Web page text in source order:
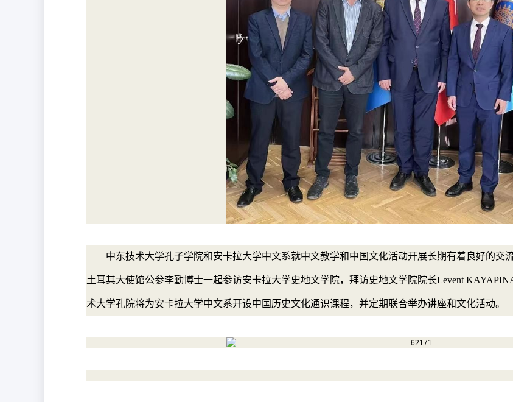
中东技术大学孔子学院和安卡拉大学中文系就中文教学和中国文化活动开展长期有着良好的交
土耳其大使馆公参李勤博士一起参访安卡拉大学史地文学院，拜访史地文学院院长Levent
术大学孔院将为安卡拉大学中文系开设中国历史文化通识课程，并定期联合举办讲座和文化活动。